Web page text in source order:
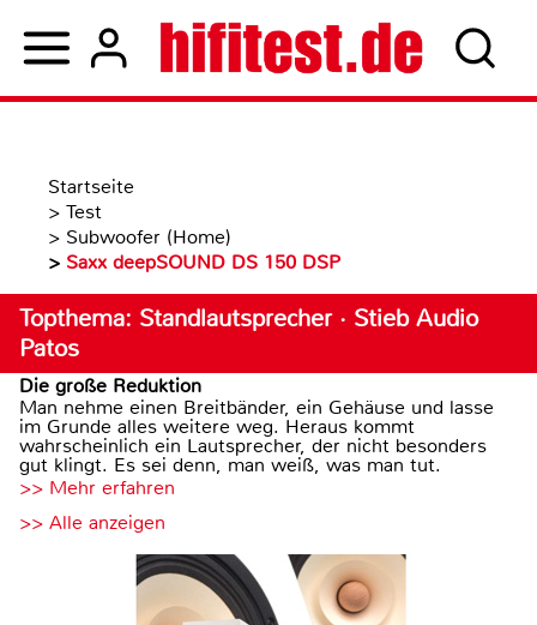
Startseite
> Test
> Subwoofer (Home)
> Saxx deepSOUND DS 150 DSP
Topthema: Standlautsprecher · Stieb Audio
Patos
Die große Reduktion
Man nehme einen Breitbänder, ein Gehäuse und lasse
im Grunde alles weitere weg. Heraus kommt
wahrscheinlich ein Lautsprecher, der nicht besonders
gut klingt. Es sei denn, man weiß, was man tut.
>> Mehr erfahren
>> Alle anzeigen